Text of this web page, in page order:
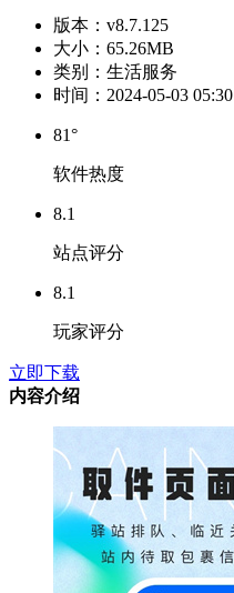
版本： v8.7.125
大小： 65.26MB
类别： 生活服务
时间： 2024-05-03 05:30
81°
软件热度
8.1
站点评分
8.1
玩家评分
立即下载
内容介绍